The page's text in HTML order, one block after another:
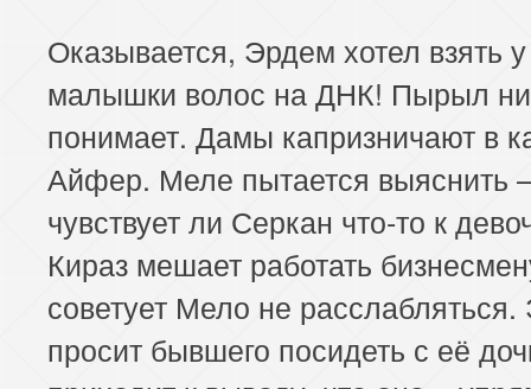
Оказывается, Эрдем хотел взять у
малышки волос на ДНК! Пырыл
понимает. Дамы капризничают в
Айфер. Меле пытается выяснить
чувствует ли Серкан что-то к
Кираз мешает работать
советует Мело не
просит бывшего посидеть с её